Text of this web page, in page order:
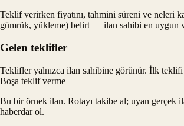
Teklif verirken fiyatını, tahmini süreni ve neleri
gümrük, yükleme) belirt — ilan sahibi en uygun
Gelen teklifler
Teklifler yalnızca ilan sahibine görünür. İlk
Boşa teklif verme
Bu bir örnek ilan. Rotayı takibe al; uyan gerçek
haberdar ol.